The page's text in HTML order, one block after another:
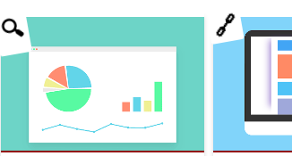
🔍 🔗